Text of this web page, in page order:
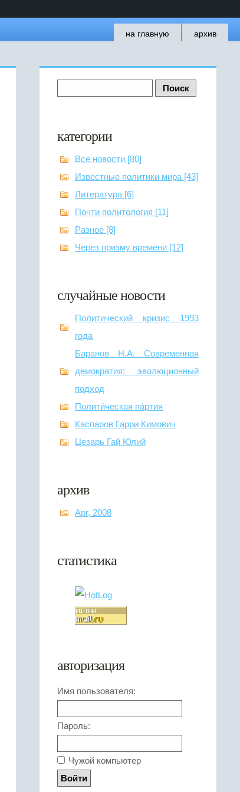
на главную архив
категории
Все новости [80]
Известные политики мира [43]
Литература [6]
Почти политология [11]
Разное [8]
Через призму времени [12]
случайные новости
Политический кризис 1993
года
Баранов Н.А. Современная
демократия: эволюционный
подход
Полити́ческая па́ртия
Каспаров Гарри Кимович
Цезарь Гай Юлий
архив
Apr, 2008
статистика
авторизация
Имя пользователя:
Пароль:
Чужой компьютер